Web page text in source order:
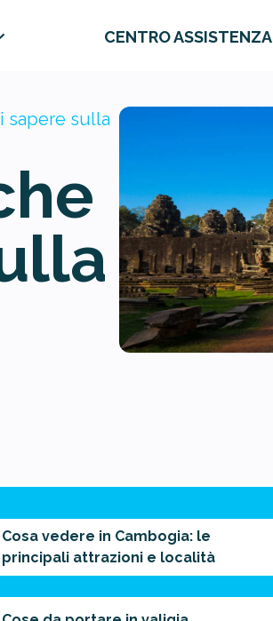
CENTRO ASSISTENZA
sapere sulla
Cosa vedere in Cambogia: le
principali attrazioni e località